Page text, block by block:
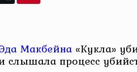
Макбейна«Кукла»
слышала процесс